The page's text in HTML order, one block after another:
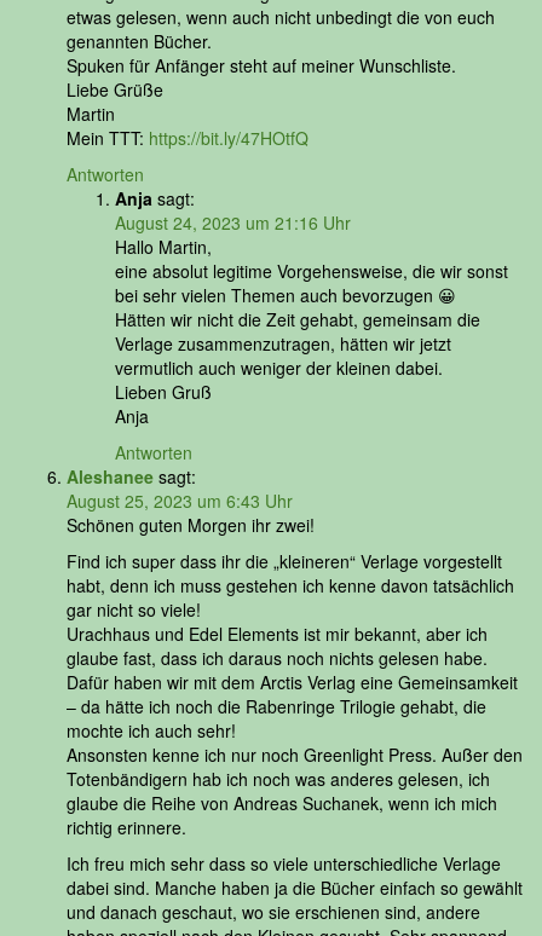
etwas gelesen, wenn auch nicht unbedingt die von euch
genannten Bücher.
Spuken für Anfänger steht auf meiner Wunschliste.
Liebe Grüße
Martin
Mein TTT: https://bit.ly/47HOtfQ
Antworten
Anja sagt:
August 24, 2023 um 21:16 Uhr
Hallo Martin,
eine absolut legitime Vorgehensweise, die wir sonst
bei sehr vielen Themen auch bevorzugen 😀
Hätten wir nicht die Zeit gehabt, gemeinsam die
Verlage zusammenzutragen, hätten wir jetzt
vermutlich auch weniger der kleinen dabei.
Lieben Gruß
Anja
Antworten
Aleshanee sagt:
August 25, 2023 um 6:43 Uhr
Schönen guten Morgen ihr zwei!
Find ich super dass ihr die „kleineren“ Verlage vorgestellt
habt, denn ich muss gestehen ich kenne davon tatsächlich
gar nicht so viele!
Urachhaus und Edel Elements ist mir bekannt, aber ich
glaube fast, dass ich daraus noch nichts gelesen habe.
Dafür haben wir mit dem Arctis Verlag eine Gemeinsamkeit
– da hätte ich noch die Rabenringe Trilogie gehabt, die
mochte ich auch sehr!
Ansonsten kenne ich nur noch Greenlight Press. Außer den
Totenbändigern hab ich noch was anderes gelesen, ich
glaube die Reihe von Andreas Suchanek, wenn ich mich
richtig erinnere.
Ich freu mich sehr dass so viele unterschiedliche Verlage
dabei sind. Manche haben ja die Bücher einfach so gewählt
und danach geschaut, wo sie erschienen sind, andere